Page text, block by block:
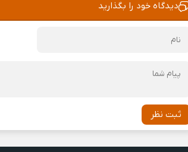
دیدگاه خود را بگذارید
ثبت نظر